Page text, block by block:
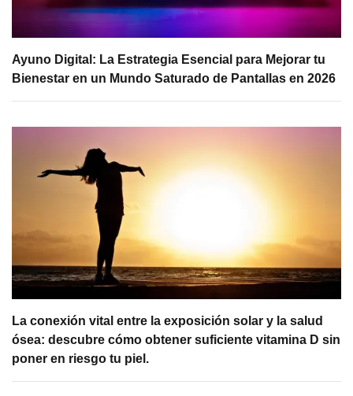
Ayuno Digital: La Estrategia Esencial para Mejorar tu
Bienestar en un Mundo Saturado de Pantallas en 2026
La conexión vital entre la exposición solar y la salud
ósea: descubre cómo obtener suficiente vitamina D sin
poner en riesgo tu piel.